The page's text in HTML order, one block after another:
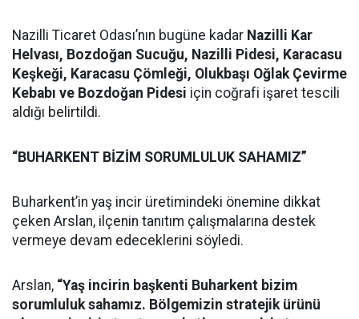
Nazilli Ticaret Odası’nın bugüne kadar Nazilli Kar
Helvası, Bozdoğan Sucuğu, Nazilli Pidesi, Karacasu
Keşkeği, Karacasu Çömleği, Olukbaşı Oğlak Çevirme
Kebabı ve Bozdoğan Pidesi için coğrafi işaret tescili
aldığı belirtildi.
“BUHARKENT BİZİM SORUMLULUK SAHAMIZ”
Buharkent’in yaş incir üretimindeki önemine dikkat
çeken Arslan, ilçenin tanıtım çalışmalarına destek
vermeye devam edeceklerini söyledi.
Arslan, “Yaş incirin başkenti Buharkent bizim
sorumluluk sahamız. Bölgemizin stratejik ürünü